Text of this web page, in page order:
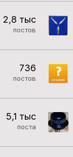
2,8 тыс
постов
736
постов
5,1 тыс
поста